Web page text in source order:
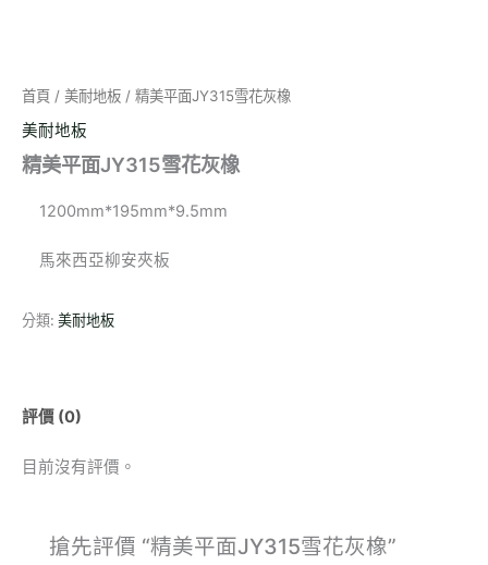
首頁 / 美耐地板 / 精美平面JY315雪花灰橡
美耐地板
精美平面JY315雪花灰橡
1200mm*195mm*9.5mm
馬來西亞柳安夾板
分類: 美耐地板
評價 (0)
目前沒有評價。
搶先評價 “精美平面JY315雪花灰橡”